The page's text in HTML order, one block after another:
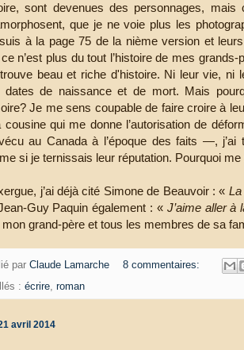
sont devenues des personnages,
que je ne voie plus les
suis à la page 75 de la nième version et
n’est plus du tout l’histoire de mes
beau et riche d'histoire. Ni leur vie, ni
dates de naissance et de mort. Mais
Je me sens coupable de faire croire à
cousine qui me donne l’autorisation de
au Canada à l’époque des faits —,
si je ternissais leur réputation. Pourquoi
j’ai déjà cité Simone de Beauvoir : « La
Guy Paquin également : « J’aime aller à
mon grand-père et tous les membres de sa
par Claude Lamarche
8 commentaires:
: écrire roman
avril 2014